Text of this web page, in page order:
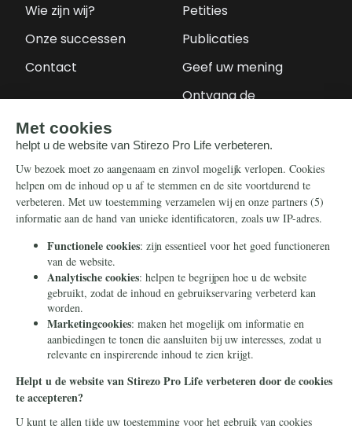
Wie zijn wij?
Onze successen
Contact
Petities
Publicaties
Geef uw mening
Ontvang de
Steun ons
Nieuwsbrief
Eenmalig
Maandelijks
Periodiek
Nalaten
Zelf overschrijven
Info
Contact
Ontvang onze
Telegram-berichten